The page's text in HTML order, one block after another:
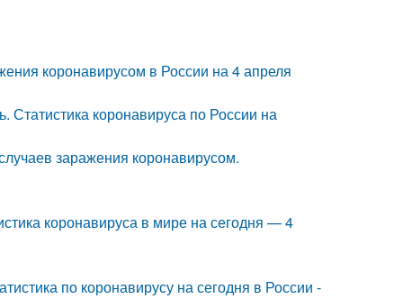
коронавирусом в России на 4 апреля
Статистика коронавируса по России на
заражения коронавирусом.
коронавируса в мире на сегодня — 4
по коронавирусу на сегодня в России -